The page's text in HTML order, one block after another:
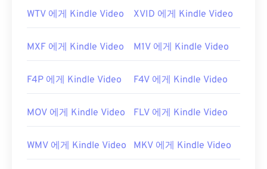
WTV 에게 Kindle Video XVID 에게 Kindle Video
MXF 에게 Kindle Video M1V 에게 Kindle Video
F4P 에게 Kindle Video F4V 에게 Kindle Video
MOV 에게 Kindle Video FLV 에게 Kindle Video
WMV 에게 Kindle Video MKV 에게 Kindle Video